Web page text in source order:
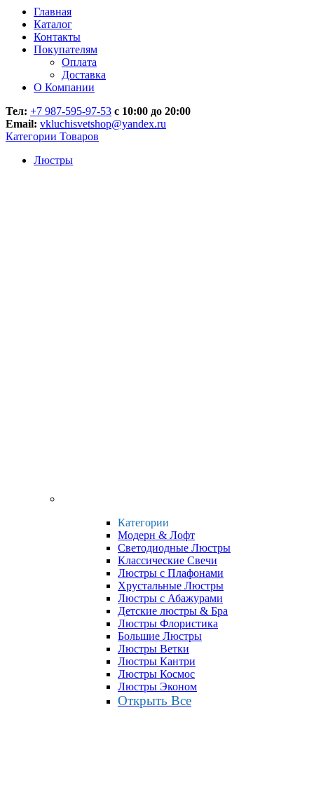
Главная
Каталог
Контакты
Покупателям
Оплата
Доставка
О Компании
Тел: +7 987-595-97-53 с 10:00 до 20:00
Email: vkluchisvetshop@yandex.ru
Категории Товаров
Люстры
Категории
Модерн & Лофт
Светодиодные Люстры
Классические Свечи
Люстры с Плафонами
Хрустальные Люстры
Люстры с Абажурами
Детские люстры & Бра
Люстры Флористика
Большие Люстры
Люстры Ветки
Люстры Кантри
Люстры Космос
Люстры Эконом
Открыть Все